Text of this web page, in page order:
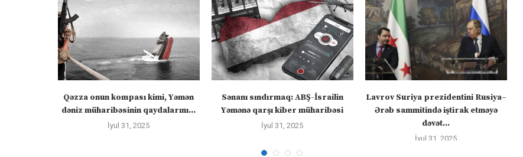
Qəzza onun kompası kimi, Yəmən
dəniz müharibəsinin qaydalarını...
İyul 31, 2025
Sənanı sındırmaq: ABŞ-İsrailin
Yəmənə qarşı kiber müharibəsi
İyul 31, 2025
Lavrov Suriya prezidentini Rusiya–
Ərəb sammitində iştirak etməyə
dəvət...
İyul 31, 2025